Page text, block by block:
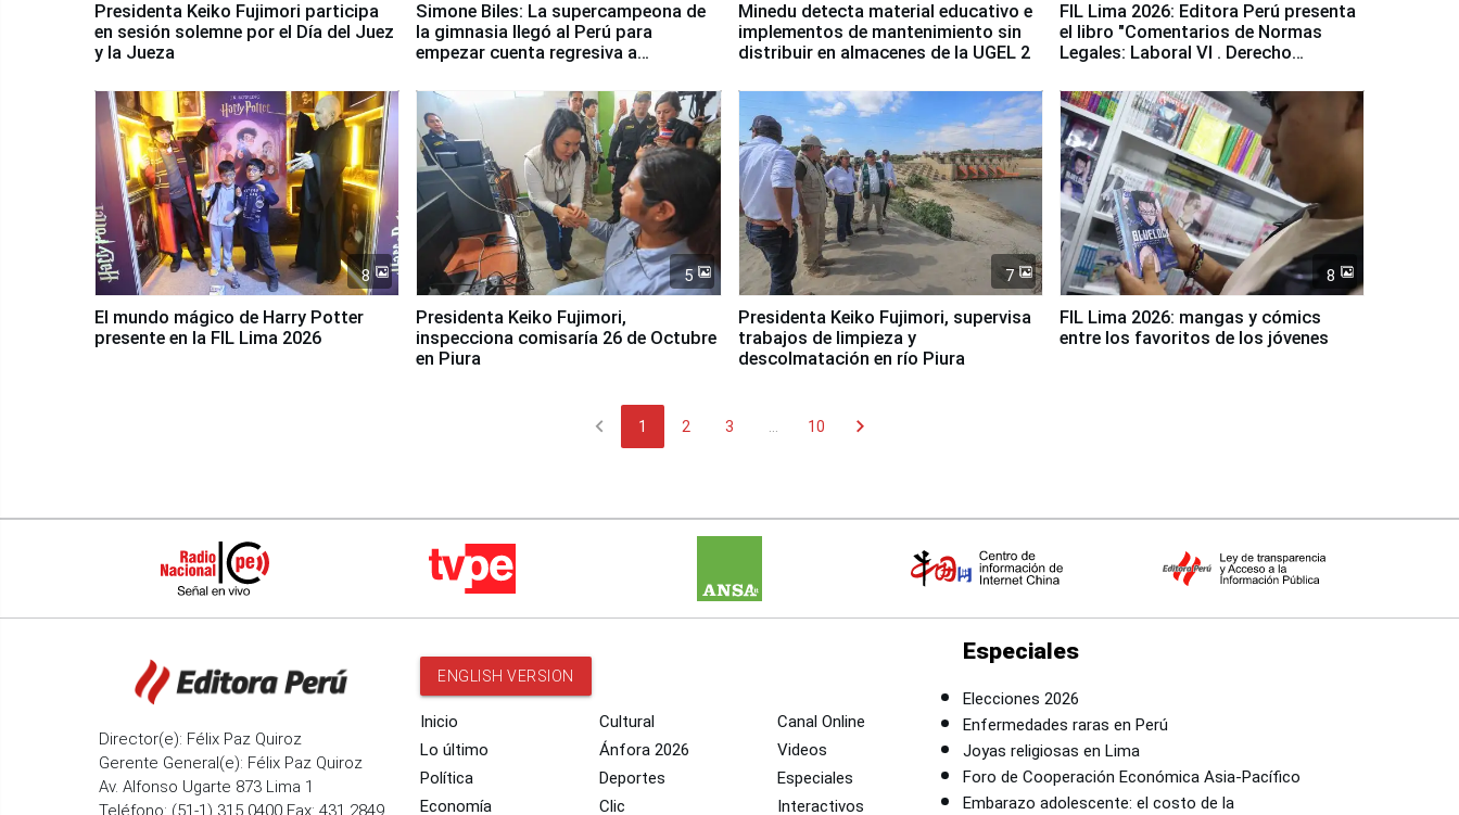
Presidenta Keiko Fujimori participa
en sesión solemne por el Día del Juez
y la Jueza
Simone Biles: La supercampeona de
la gimnasia llegó al Perú para
empezar cuenta regresiva a
Minedu detecta material educativo e
implementos de mantenimiento sin
distribuir en almacenes de la UGEL 2
FIL Lima 2026: Editora Perú presenta
el libro "Comentarios de Normas
Legales: Laboral Vl . Derecho
8
El mundo mágico de Harry Potter
presente en la FIL Lima 2026
5
Presidenta Keiko Fujimori,
inspecciona comisaría 26 de Octubre
en Piura
7
Presidenta Keiko Fujimori, supervisa
trabajos de limpieza y
descolmatación en río Piura
8
FIL Lima 2026: mangas y cómics
entre los favoritos de los jóvenes
chevron_left 1 2 3 10 chevron_right
Director(e): Félix Paz Quiroz
Gerente General(e): Félix Paz Quiroz
Av. Alfonso Ugarte 873 Lima 1
Teléfono: (51-1) 315 0400 Fax: 431 2849
ENGLISH VERSION
Inicio
Lo último
Política
Economía
Cultural
Ánfora 2026
Deportes
Clic
Canal Online
Videos
Especiales
Interactivos
Especiales
Elecciones 2026
Enfermedades raras en Perú
Joyas religiosas en Lima
Foro de Cooperación Económica Asia-Pacífico
Embarazo adolescente: el costo de la